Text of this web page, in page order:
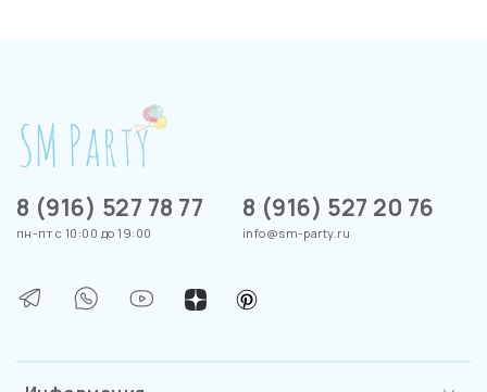
8 (916) 527 78 77
пн-пт с 10:00 до 19:00
8 (916) 527 20 76
info@sm-party.ru